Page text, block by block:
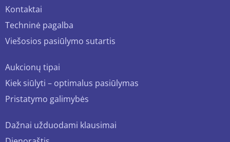
Kontaktai
Techninė pagalba
Viešosios pasiūlymo sutartis
Aukcionų tipai
Kiek siūlyti – optimalus pasiūlymas
Pristatymo galimybės
Dažnai užduodami klausimai